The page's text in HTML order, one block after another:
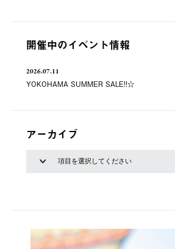
開催中のイベント情報
2026.07.11
YOKOHAMA SUMMER SALE!!☆
アーカイブ